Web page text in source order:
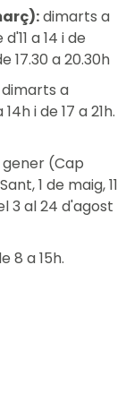
dimarts a
a 14 i de
17.30 a 20.30h
dimarts a
i de 17 a 21h.
gener (Cap
1 de maig, 11
3 al 24 d'agost
8 a 15h.